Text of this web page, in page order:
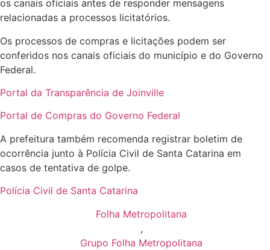
os canais oficiais antes de responder mensagens
relacionadas a processos licitatórios.
Os processos de compras e licitações podem ser
conferidos nos canais oficiais do município e do Governo
Federal.
Portal da Transparência de Joinville
Portal de Compras do Governo Federal
A prefeitura também recomenda registrar boletim de
ocorrência junto à Polícia Civil de Santa Catarina em
casos de tentativa de golpe.
Polícia Civil de Santa Catarina
Folha Metropolitana
,
Grupo Folha Metropolitana